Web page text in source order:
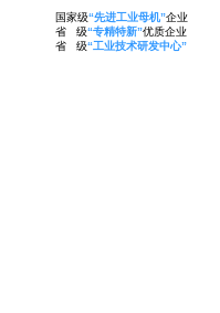
国家级“先进工业母机”企业
省 级“专精特新”优质企业
省 级“工业技术研发中心”